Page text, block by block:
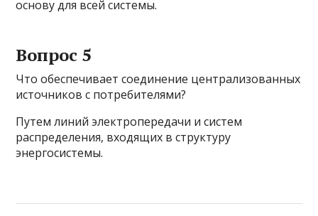
основу для всей системы.
Вопрос 5
Что обеспечивает соединение централизованных
источников с потребителями?
Путем линий электропередачи и систем
распределения, входящих в структуру
энергосистемы.